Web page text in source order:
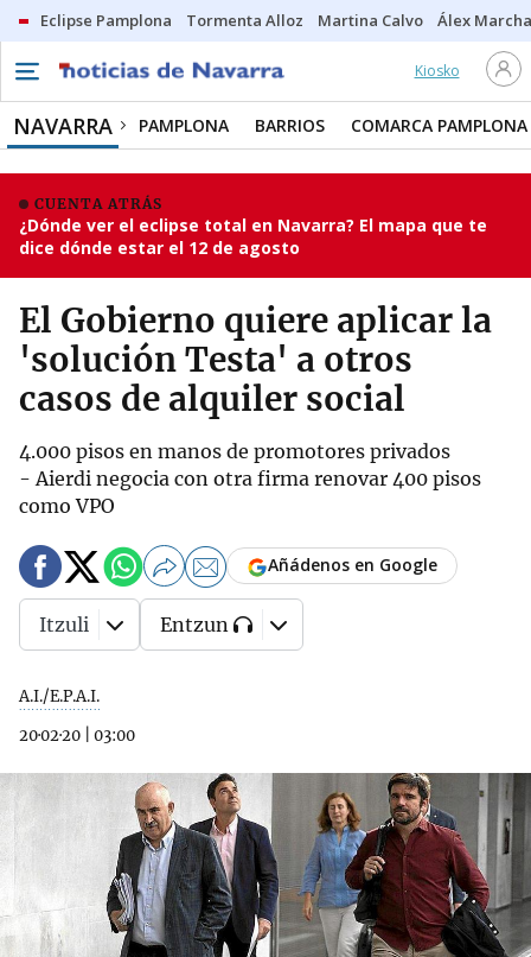
Eclipse Pamplona Tormenta Alloz Martina Calvo Álex
Kiosko
NAVARRA PAMPLONA BARRIOS COMARCA PAMPLONA
CUENTA ATRÁS
¿Dónde ver el eclipse total en Navarra? El mapa que te
dice dónde estar el 12 de agosto
El Gobierno quiere aplicar la
'solución Testa' a otros
casos de alquiler social
4.000 pisos en manos de promotores privados
- Aierdi negocia con otra firma renovar 400 pisos
como VPO
A.I./E.P.A.I.
20·02·20
03:00
Añádenos en Google
Itzuli Entzun